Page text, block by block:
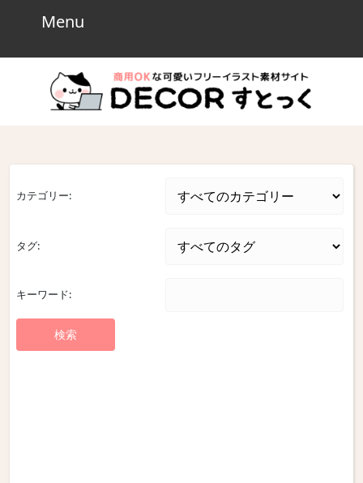
Menu
カテゴリー:
タグ:
キーワード: